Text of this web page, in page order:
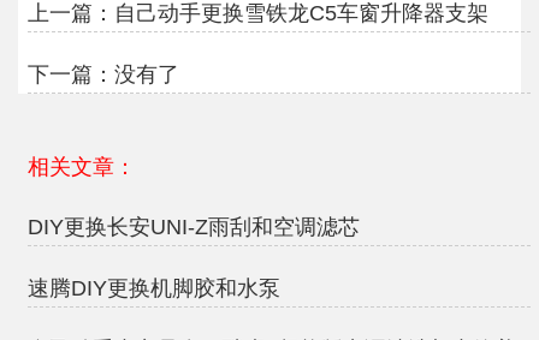
上一篇： 自己动手更换雪铁龙C5车窗升降器支架
下一篇：没有了
相关文章：
DIY更换长安UNI-Z雨刮和空调滤芯
速腾DIY更换机脚胶和水泵